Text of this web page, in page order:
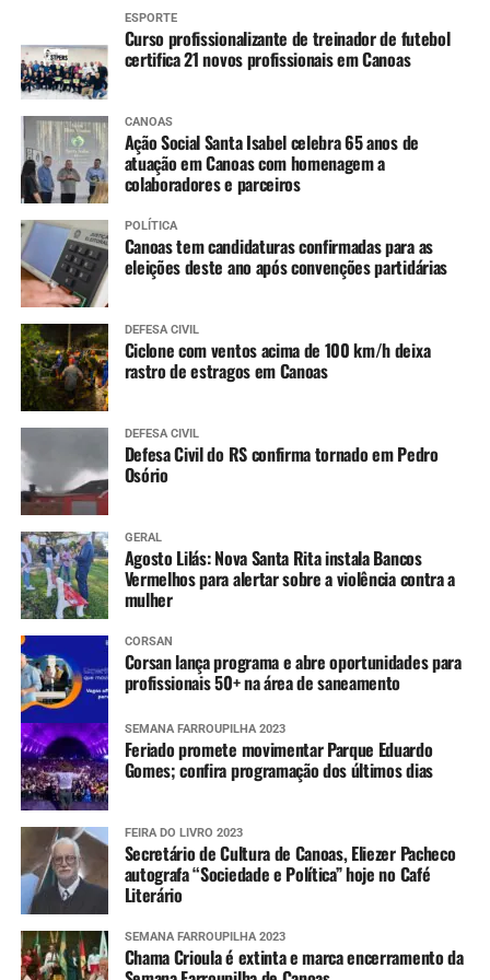
níveis ainda em inundação ao longo do dia.
Ibicuí (Manoel Viana) – Tendência de lento
declínio, com níveis ainda em inundação ao longo
Caí (Montenegro) – Tendência de estabilidade.
Taquari (Taquari) – Tendência de lenta elevação,
devendo entrar em estabilidade ao longo do dia.
Jacuí (Cachoeira do Sul até São Jerônimo) –
Constante declínio em Cachoeira do Sul e Rio
Pardo, e variando entre estabilidade e lenta
elevação em São Jerônimo.
Jacuí (Ilhas da RMPOA) – Tendência entre
estabilidade e lenta elevação, mantendo os níveis
elevados nos próximos dias.
Sinos (Campo Bom e São Leopoldo) – Tendência
de lento declínio, já retornando para cota de alerta
em Campo Bom.
Nível de rios e lagos
Mais informações
Informações sobre os pontos com bloqueios parciais e
totais nas estradas do RS e situação das barragens, além
meteorológico podem ser conferidas nos links abaixo.
Pontos de bloqueios parciais e totais nas
rodovias
Situação das barragens
Aviso e alertas da Defesa Civil estadual
Imagens do radar meteorológico da Defesa
Civil estadual
ESPORTE
Curso profissionalizante de treinador de futebol
certifica 21 novos profissionais em Canoas
CANOAS
Ação Social Santa Isabel celebra 65 anos de
atuação em Canoas com homenagem a
colaboradores e parceiros
POLÍTICA
Canoas tem candidaturas confirmadas para as
eleições deste ano após convenções partidárias
DEFESA CIVIL
Ciclone com ventos acima de 100 km/h deixa
rastro de estragos em Canoas
DEFESA CIVIL
Defesa Civil do RS confirma tornado em Pedro
Osório
GERAL
Agosto Lilás: Nova Santa Rita instala Bancos
Vermelhos para alertar sobre a violência contra a
mulher
CORSAN
Corsan lança programa e abre oportunidades para
profissionais 50+ na área de saneamento
SEMANA FARROUPILHA 2023
Feriado promete movimentar Parque Eduardo
Gomes; confira programação dos últimos dias
FEIRA DO LIVRO 2023
Secretário de Cultura de Canoas, Eliezer Pacheco
autografa “Sociedade e Política” hoje no Café
Literário
SEMANA FARROUPILHA 2023
Chama Crioula é extinta e marca encerramento da